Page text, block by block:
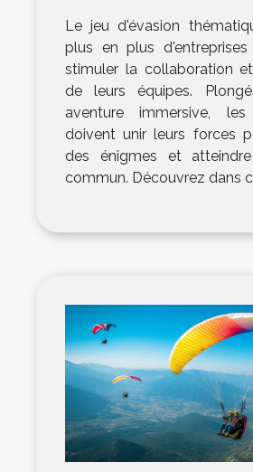
Le jeu d'évasion
plus en plus
stimuler la collaboration
de leurs équipes.
aventure immersive, les
doivent unir leurs forces
des énigmes et
commun. Découvrez dans